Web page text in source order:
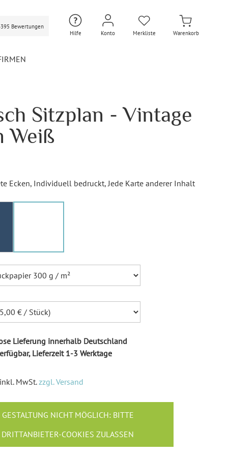
Bewertungen
Hilfe
Konto Merkliste Warenkorb
Hochzeit Extras
Hochzeit Briefumschläge
Personalisierte Hochzeit
Briefpapier Hochzeit
Hochzeitsspiele
Empfängeraufkleber
Hochzeit
Hochzeit
Hochzeit Ringkissen / -
Willkommensschilder
Sitzplan - Vintage
Weiß
Ecken, Individuell bedruckt, Jede Karte anderer Inhalt
Lieferung innerhalb Deutschland
Lieferzeit 1-3 Werktage
inkl. MwSt.zzgl. Versand
GESTALTUNG NICHT MÖGLICH: BITTE
DRITTANBIETER-COOKIES ZULASSEN